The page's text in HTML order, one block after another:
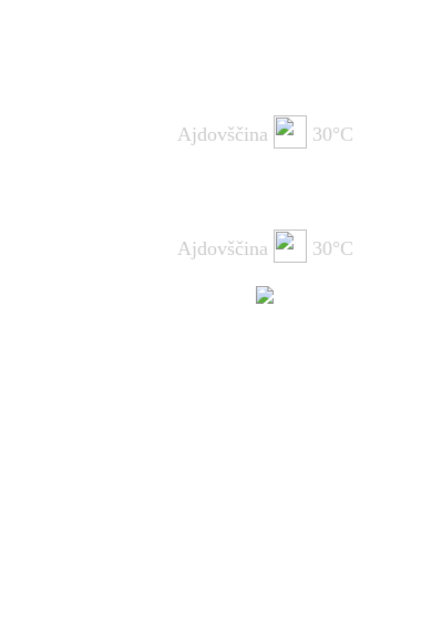
Ajdovščina 30°C
Ajdovščina 30°C